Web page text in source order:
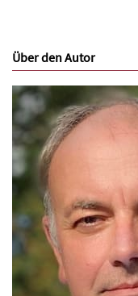
Über den Autor